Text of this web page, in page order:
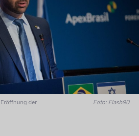
der
Foto: Flash90